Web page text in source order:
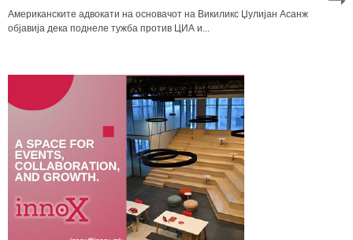
Американските адвокати на основачот на Викиликс Џулијан Асанж
објавија дека поднеле тужба против ЦИА и...